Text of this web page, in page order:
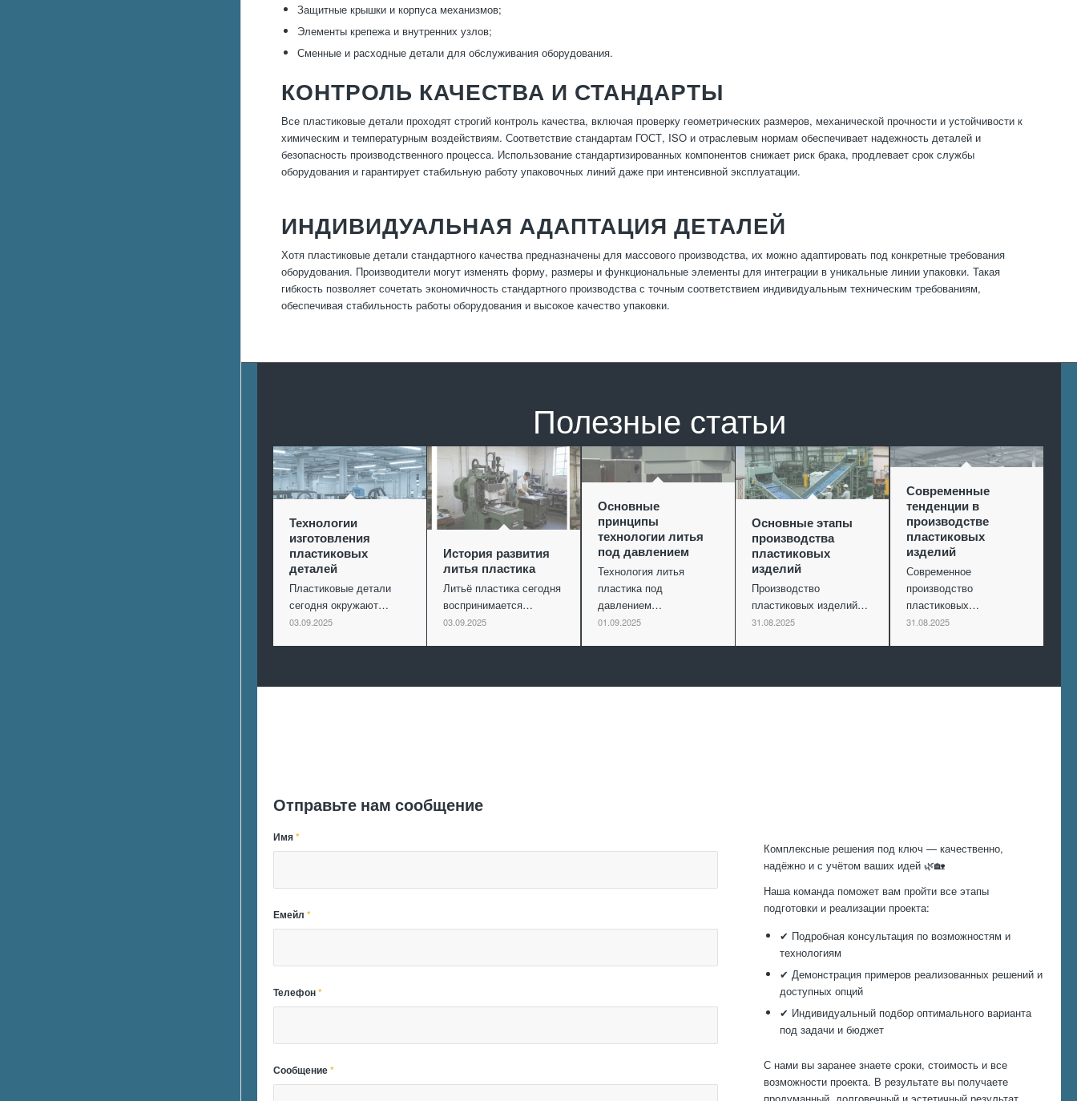
Защитные крышки и корпуса механизмов;
Элементы крепежа и внутренних узлов;
Сменные и расходные детали для обслуживания оборудования.
КОНТРОЛЬ КАЧЕСТВА И СТАНДАРТЫ
Все пластиковые детали проходят строгий контроль качества, включая проверку геометрических размеров, механической прочности и устойчивости к
химическим и температурным воздействиям. Соответствие стандартам ГОСТ, ISO и отраслевым нормам обеспечивает надежность деталей и
безопасность производственного процесса. Использование стандартизированных компонентов снижает риск брака, продлевает срок службы
оборудования и гарантирует стабильную работу упаковочных линий даже при интенсивной эксплуатации.
ИНДИВИДУАЛЬНАЯ АДАПТАЦИЯ ДЕТАЛЕЙ
Хотя пластиковые детали стандартного качества предназначены для массового производства, их можно адаптировать под конкретные требования
оборудования. Производители могут изменять форму, размеры и функциональные элементы для интеграции в уникальные линии упаковки. Такая
гибкость позволяет сочетать экономичность стандартного производства с точным соответствием индивидуальным техническим требованиям,
обеспечивая стабильность работы оборудования и высокое качество упаковки.
Полезные статьи
Технологии
изготовления
пластиковых
деталей
Пластиковые детали
сегодня окружают…
03.09.2025
История развития
литья пластика
Литьё пластика сегодня
воспринимается…
03.09.2025
Основные
принципы
технологии литья
под давлением
Технология литья
пластика под
давлением…
01.09.2025
Основные этапы
производства
пластиковых
изделий
Производство
пластиковых изделий…
31.08.2025
Современные
тенденции в
производстве
пластиковых
изделий
Современное
производство
пластиковых…
31.08.2025
Отправьте нам сообщение
Имя*
Емейл *
Телефон*
Сообщение*
Комплексные решения под ключ — качественно,
надёжно и с учётом ваших идей 🌿🏡
Наша команда поможет вам пройти все этапы
подготовки и реализации проекта:
✔ Подробная консультация по возможностям и
технологиям
✔ Демонстрация примеров реализованных решений и
доступных опций
✔ Индивидуальный подбор оптимального варианта
под задачи и бюджет
С нами вы заранее знаете сроки, стоимость и все
возможности проекта. В результате вы получаете